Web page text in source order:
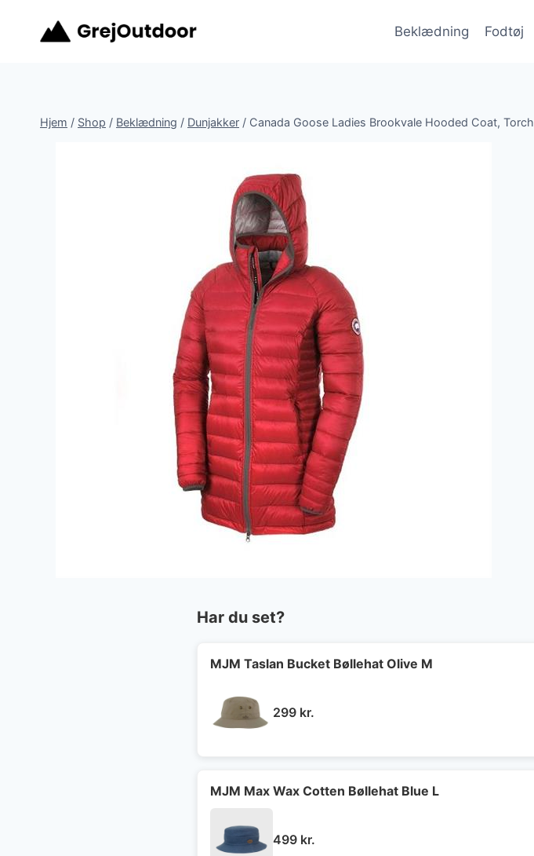
Beklædning Fodtøj
Hjem / Shop / Beklædning / Dunjakker / Canada Goose Ladies Brookvale Hooded Coat, Torch
Har du set?
MJM Taslan Bucket Bøllehat Olive M
299 kr.
MJM Max Wax Cotten Bøllehat Blue L
499 kr.